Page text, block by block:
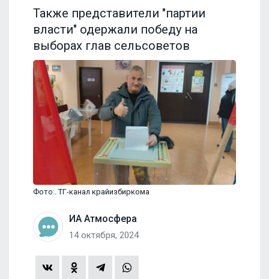
Также представители "партии
власти" одержали победу на
выборах глав сельсоветов
Фото:. ТГ-канал крайизбиркома
ИА Атмосфера
14 октября, 2024